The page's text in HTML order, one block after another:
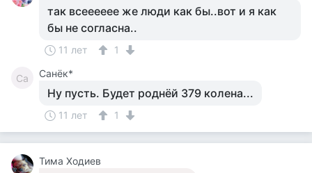
так всееееее же люди как бы..вот и я как
бы не согласна..
11 лет 1
Са Санёк*
Ну пусть. Будет роднёй 379 колена...
11 лет 1
Тима Ходиев